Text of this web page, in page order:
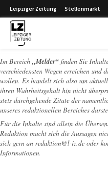
Leipziger Zeitung Stellenmarkt
Im Bereich „Melder“ finden Sie
verschiedensten Wegen erreichen
wollen. Es handelt sich also um
ihren Wahrheitsgehalt hin nicht
stets durchgehende Zitate der
unseres redaktionellen Bereiches
Für die Inhalte sind allein die
Redaktion macht sich die Aussagen
sich gern an redaktion@l-iz.de oder
Informationen.